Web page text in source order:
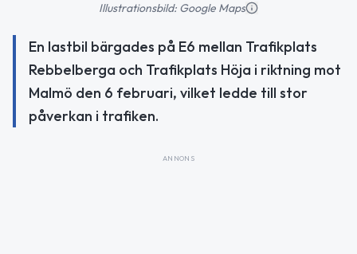
Illustrationsbild: Google Maps
En lastbil bärgades på E6 mellan Trafikplats
Rebbelberga och Trafikplats Höja i riktning mot
Malmö den 6 februari, vilket ledde till stor
påverkan i trafiken.
ANNONS